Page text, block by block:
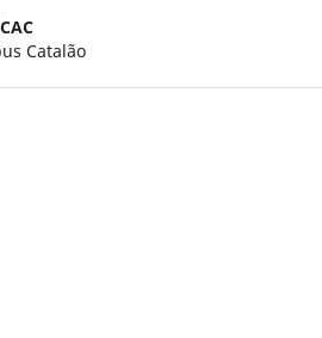
Catalão